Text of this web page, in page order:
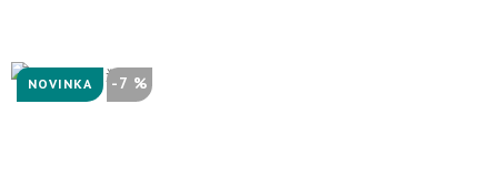
NOVINKA -7 %